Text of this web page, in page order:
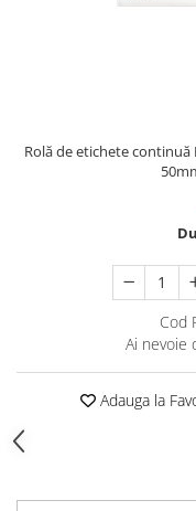
Rolă de etichete continuă
Cod
Ai nevoie
Adauga la